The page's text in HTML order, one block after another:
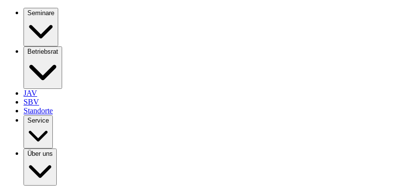
Seminare
Betriebsrat
JAV
SBV
Standorte
Service
Über uns